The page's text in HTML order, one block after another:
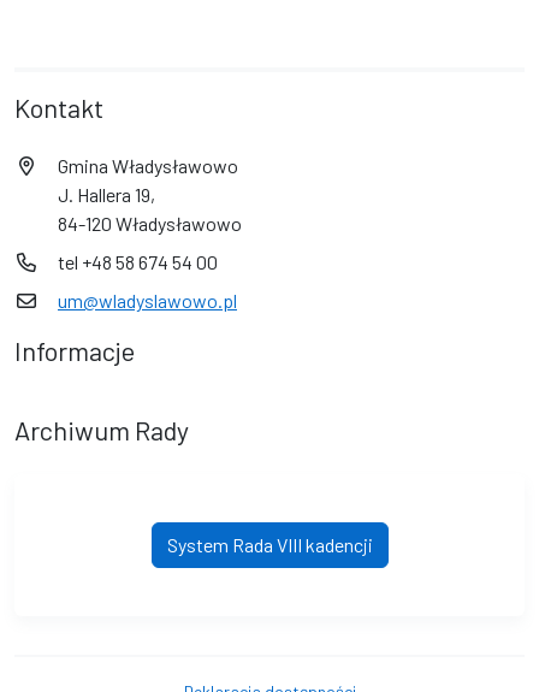
Kontakt
Gmina Władysławowo
J. Hallera 19,
84-120 Władysławowo
tel +48 58 674 54 00
um@wladyslawowo.pl
Informacje
Archiwum Rady
System Rada VIII kadencji